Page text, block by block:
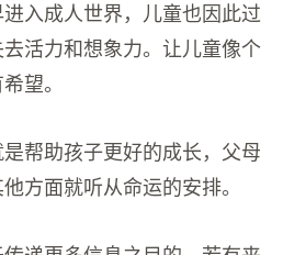
入成人世界，儿童也因此过
活力和想象力。让儿童像个
望。
帮助孩子更好的成长，父母
方面就听从命运的安排。